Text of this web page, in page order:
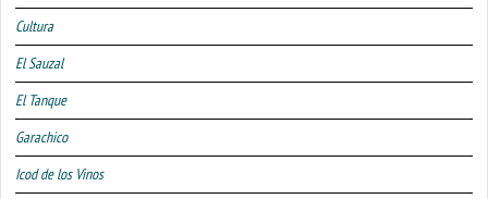
Cultura
El Sauzal
El Tanque
Garachico
Icod de los Vinos